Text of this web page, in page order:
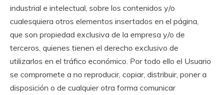
industrial e intelectual, sobre los contenidos y/o
cualesquiera otros elementos insertados en el página,
que son propiedad exclusiva de la empresa y/o de
terceros, quienes tienen el derecho exclusivo de
utilizarlos en el tráfico económico. Por todo ello el Usuario
se compromete a no reproducir, copiar, distribuir, poner a
disposición o de cualquier otra forma comunicar